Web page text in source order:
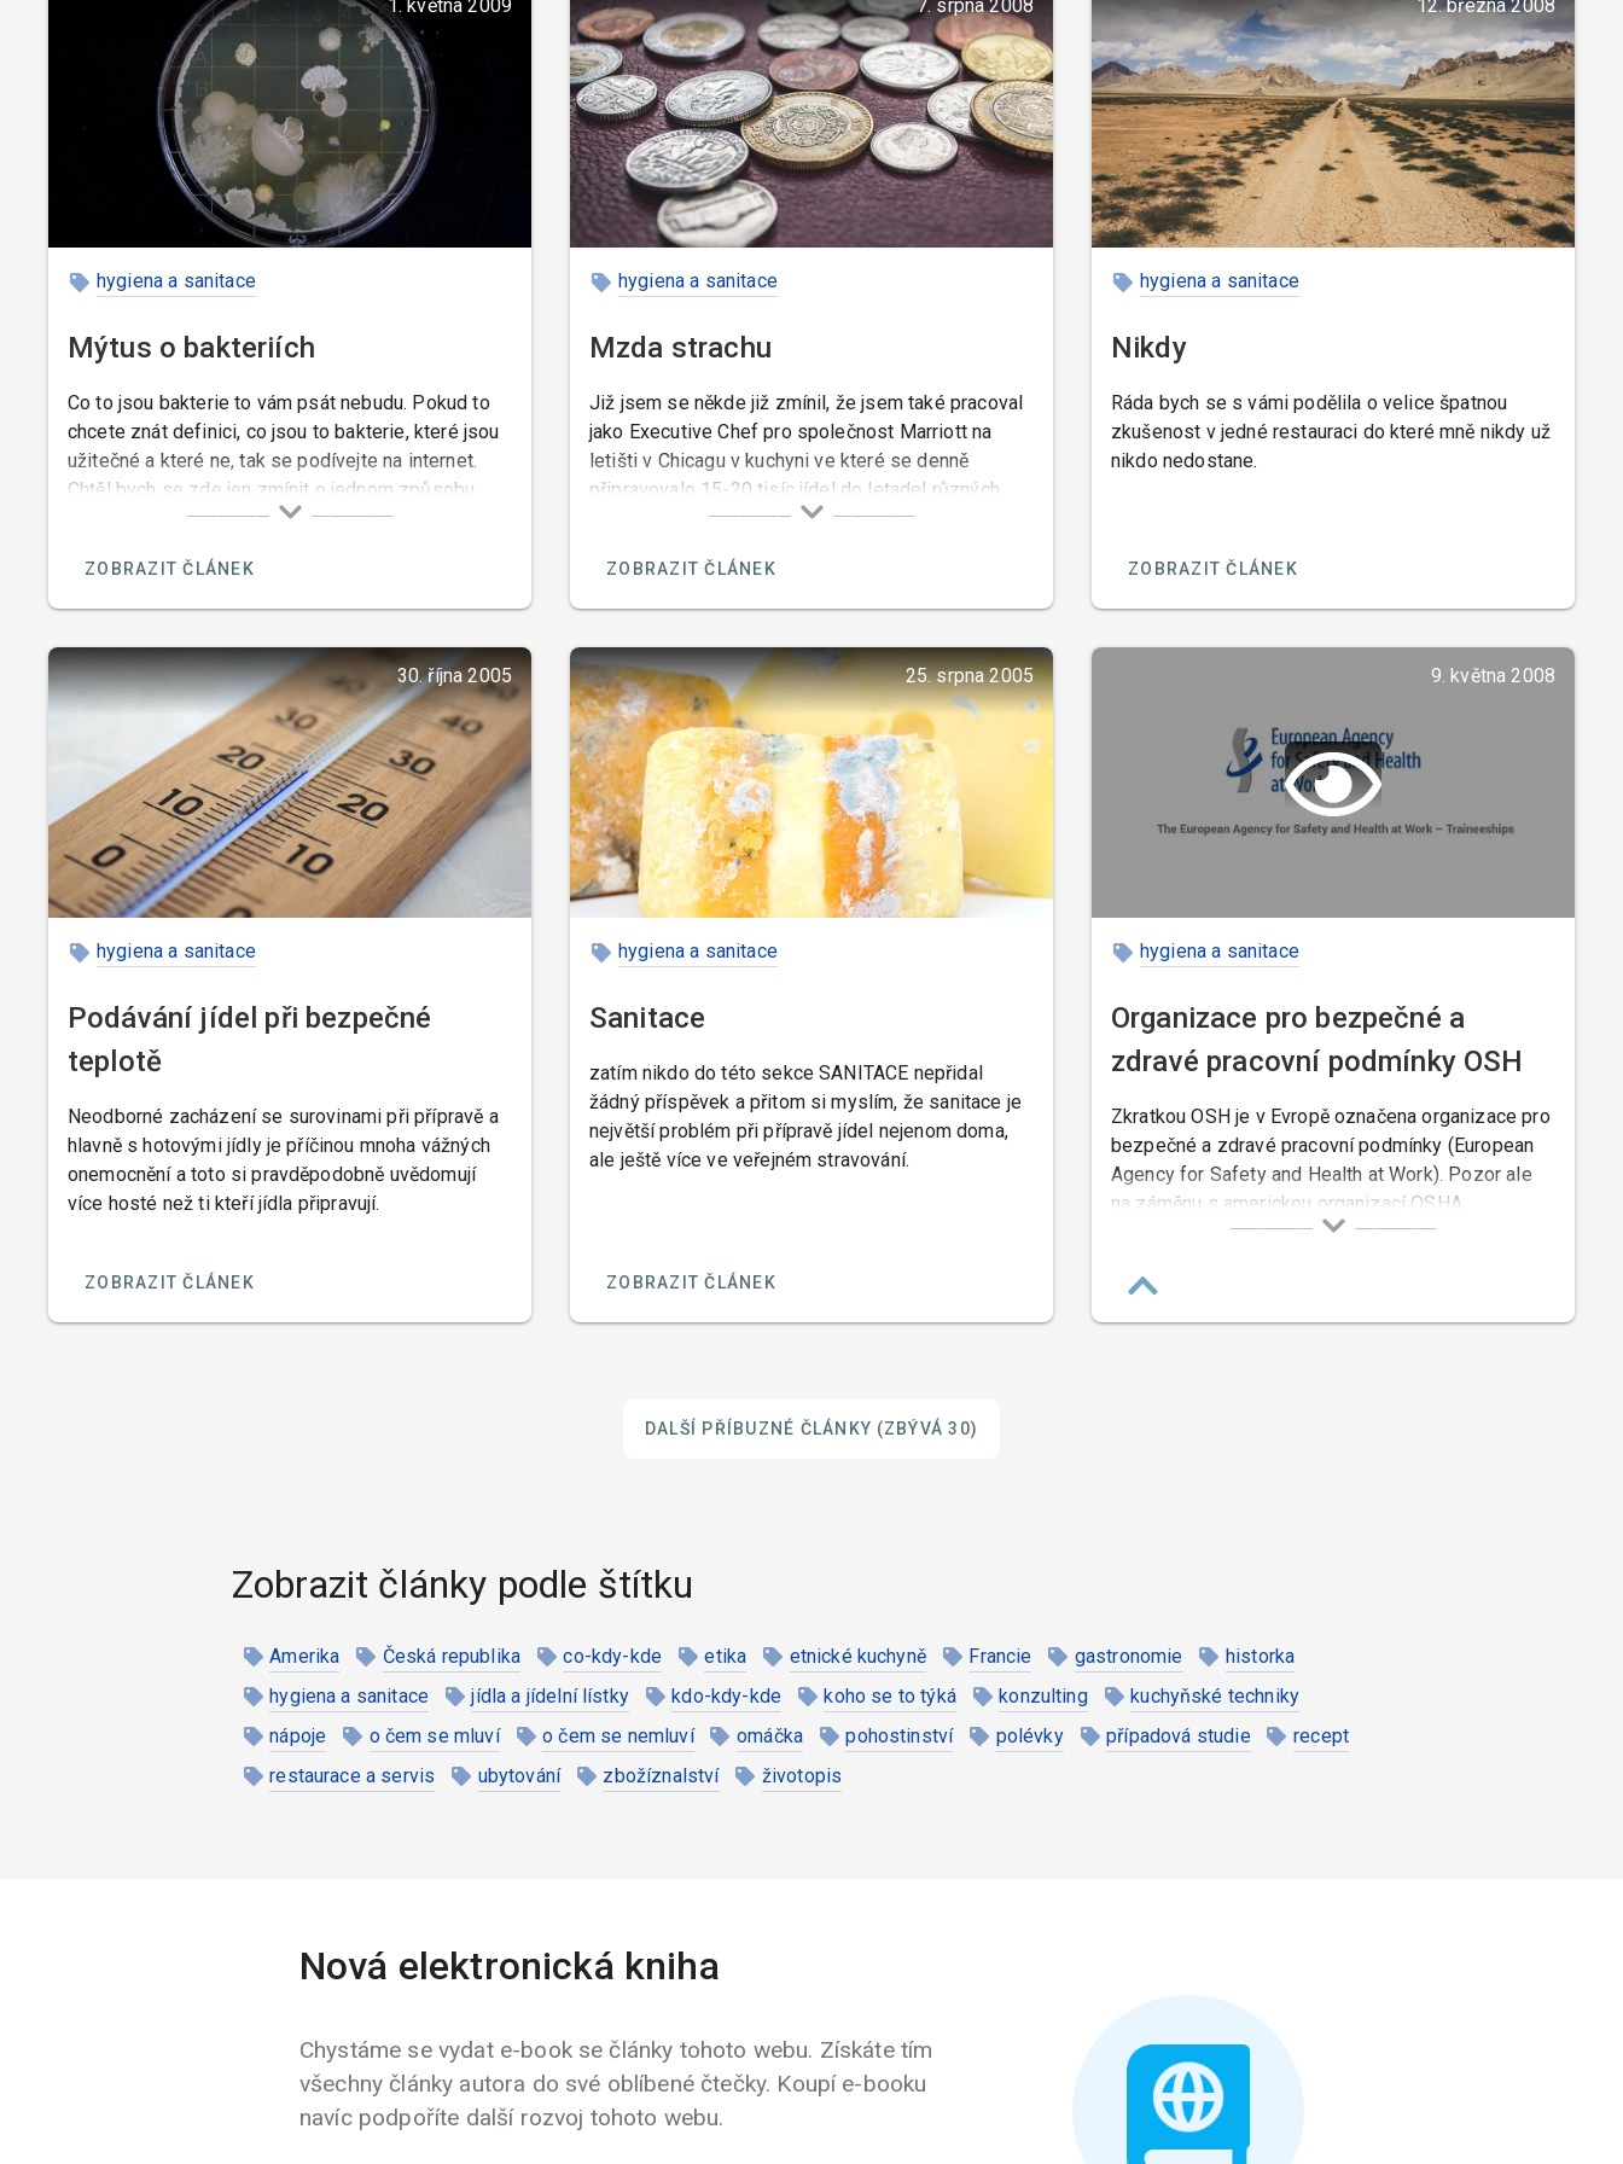
1. května 2009
hygiena a sanitace
Mýtus o bakteriích
Co to jsou bakterie to vám psát nebudu. Pokud to
chcete znát definici, co jsou to bakterie, které jsou
užitečné a které ne, tak se podívejte na internet.
Chtěl bych se zde jen zmínit o jednom způsobu,
jakým se bakterie množí.
ZOBRAZIT ČLÁNEK
7. srpna 2008
hygiena a sanitace
Mzda strachu
Již jsem se někde již zmínil, že jsem také pracoval
jako Executive Chef pro společnost Marriott na
letišti v Chicagu v kuchyni ve které se denně
připravovalo 15-20 tisíc jídel do letadel různých
leteckých společností.
ZOBRAZIT ČLÁNEK
12. března 2008
hygiena a sanitace
Nikdy
Ráda bych se s vámi podělila o velice špatnou
zkušenost v jedné restauraci do které mně nikdy už
nikdo nedostane.
ZOBRAZIT ČLÁNEK
30. října 2005
hygiena a sanitace
Podávání jídel při bezpečné
teplotě
Neodborné zacházení se surovinami při přípravě a
hlavně s hotovými jídly je příčinou mnoha vážných
onemocnění a toto si pravděpodobně uvědomují
více hosté než ti kteří jídla připravují.
ZOBRAZIT ČLÁNEK
25. srpna 2005
hygiena a sanitace
Sanitace
zatím nikdo do této sekce SANITACE nepřidal
žádný příspěvek a přitom si myslím, že sanitace je
největší problém při přípravě jídel nejenom doma,
ale ještě více ve veřejném stravování.
ZOBRAZIT ČLÁNEK
9. května 2008
hygiena a sanitace
Organizace pro bezpečné a
zdravé pracovní podmínky OSH
Zkratkou OSH je v Evropě označena organizace pro
bezpečné a zdravé pracovní podmínky (European
Agency for Safety and Health at Work). Pozor ale
na záměnu s americkou organizací OSHA
(Occupational Safety and Health Administration).
DALŠÍ PŘÍBUZNÉ ČLÁNKY (ZBÝVÁ 30)
Zobrazit články podle štítku
Amerika Česká republika co-kdy-kde etika etnické kuchyně Francie gastronomie
historka
hygiena a sanitace
jídla a jídelní lístky kdo-kdy-kde koho se to týká konzulting
kuchyňské techniky
nápoje
o čem se mluví o čem se nemluví omáčka pohostinství polévky případová studie
recept
restaurace a servis
ubytování zbožíznalství životopis
Nová elektronická kniha
Chystáme se vydat e-book se články tohoto webu. Získáte tím
všechny články autora do své oblíbené čtečky. Koupí e-booku
navíc podpoříte další rozvoj tohoto webu.